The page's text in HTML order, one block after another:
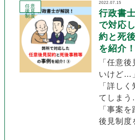
任意
後見
制度
2022.07.15
行政書
で対応
約と死
を紹介
「任意
いけど…
「詳し
てしまう
「事案
後見制度